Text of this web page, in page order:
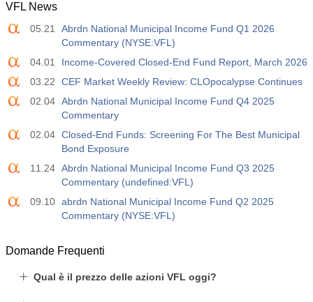
VFL News
05.21
Abrdn National Municipal Income Fund Q1 2026
Commentary (NYSE:VFL)
04.01
Income-Covered Closed-End Fund Report, March 2026
03.22
CEF Market Weekly Review: CLOpocalypse Continues
02.04 Abrdn National Municipal Income Fund Q4 2025
Commentary
02.04 Closed-End Funds: Screening For The Best Municipal
Bond Exposure
11.24 Abrdn National Municipal Income Fund Q3 2025
Commentary (undefined:VFL)
09.10 abrdn National Municipal Income Fund Q2 2025
Commentary (NYSE:VFL)
Domande Frequenti
Qual è il prezzo delle azioni VFL oggi?